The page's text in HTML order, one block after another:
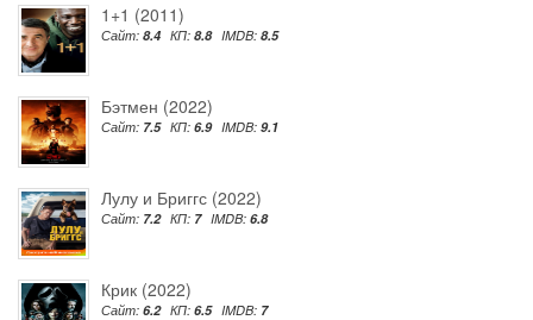
1+1 (2011)
Сайт: 8.4 КП: 8.8 IMDB: 8.5
Бэтмен (2022)
Сайт: 7.5 КП: 6.9 IMDB: 9.1
Лулу и Бриггс (2022)
Сайт: 7.2 КП: 7 IMDB: 6.8
Крик (2022)
Сайт: 6.2 КП: 6.5 IMDB: 7